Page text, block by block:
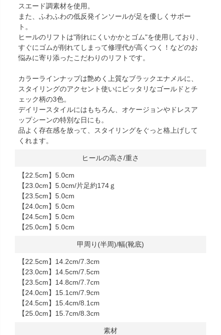
スエード調素材を使用。
また、ふわふわの低反発インソールが足を優しくサポー
ト。
ヒールのリフトは"削れにくいかかとゴム"を使用しており、
すぐにゴムが削れてしまって修理代が高くつく！などのお
悩みに寄り添ったこだわりのリフトです。
カラーラインナップは艶めく上質なブラックエナメルに、
スタイリングのアクセント使いにピッタリなゴールドとチ
ェック柄の3色。
デイリースタイルにはもちろん、オケージョンやドレスア
ップシーンの特別な日にも。
品よく存在感を放って、スタイリングをぐっと格上げして
くれます。
ヒールの高さ/重さ
【22.5cm】5.0cm
【23.0cm】5.0cm/片足約174ｇ
【23.5cm】5.0cm
【24.0cm】5.0cm
【24.5cm】5.0cm
【25.0cm】5.0cm
甲周り(半周)/幅(靴底)
【22.5cm】14.2cm/7.3cm
【23.0cm】14.5cm/7.5cm
【23.5cm】14.8cm/7.7cm
【24.0cm】15.1cm/7.9cm
【24.5cm】15.4cm/8.1cm
【25.0cm】15.7cm/8.3cm
素材